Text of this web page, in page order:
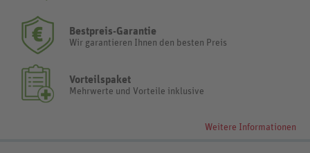
Bestpreis-Garantie
Wir garantieren Ihnen den besten Preis
Vorteilspaket
Mehrwerte und Vorteile inklusive
Weitere Informationen